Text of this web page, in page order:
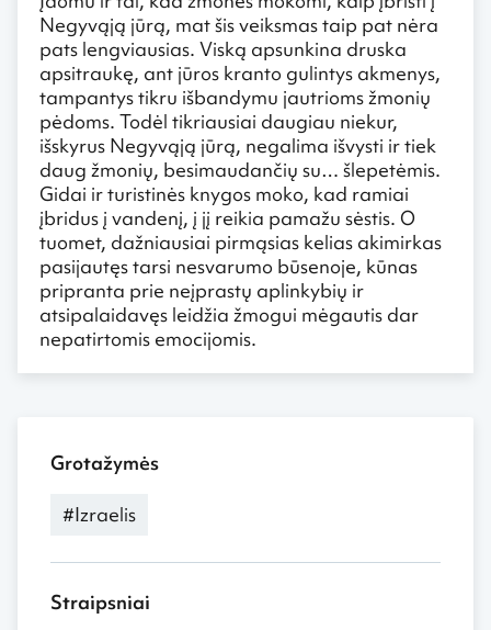
Negyvąją jūrą, mat šis veiksmas taip pat nėra
pats lengviausias. Viską apsunkina druska
apsitraukę, ant jūros kranto gulintys akmenys,
tampantys tikru išbandymu jautrioms žmonių
pėdoms. Todėl tikriausiai daugiau niekur,
išskyrus Negyvąją jūrą, negalima išvysti ir tiek
daug žmonių, besimaudančių su… šlepetėmis.
Gidai ir turistinės knygos moko, kad ramiai
įbridus į vandenį, į jį reikia pamažu sėstis. O
tuomet, dažniausiai pirmąsias kelias akimirkas
pasijautęs tarsi nesvarumo būsenoje, kūnas
pripranta prie neįprastų aplinkybių ir
atsipalaidavęs leidžia žmogui mėgautis dar
nepatirtomis emocijomis.
Grotažymės
#Izraelis
Straipsniai